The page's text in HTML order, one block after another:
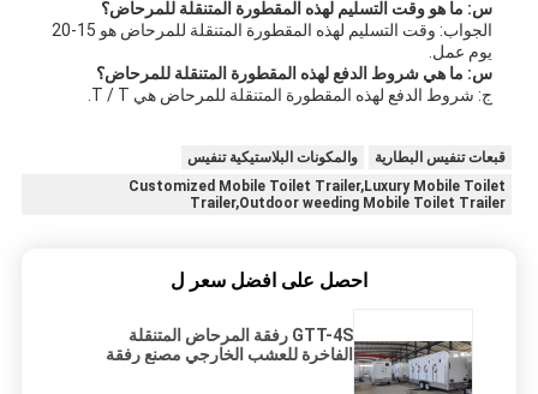
س: ما هو وقت التسليم لهذه المقطورة المتنقلة للمرحاض؟
الجواب: وقت التسليم لهذه المقطورة المتنقلة للمرحاض هو 15-20
يوم عمل.
س: ما هي شروط الدفع لهذه المقطورة المتنقلة للمرحاض؟
ج: شروط الدفع لهذه المقطورة المتنقلة للمرحاض هي T / T.
قبعات تنفيس البطارية
والمكونات البلاستيكية تنفيس
Customized Mobile Toilet Trailer,Luxury Mobile Toilet
Trailer,Outdoor weeding Mobile Toilet Trailer
احصل على افضل سعر ل
GTT-4S رفقة المرحاض المتنقلة
الفاخرة للعشب الخارجي مصنع رفقة